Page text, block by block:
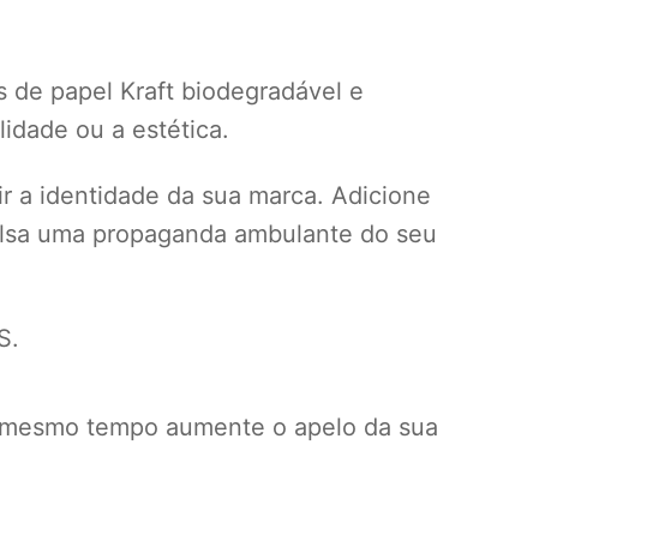
de papel Kraft biodegradável e
ou a estética.
a identidade da sua marca. Adicione
uma propaganda ambulante do seu
tempo aumente o apelo da sua